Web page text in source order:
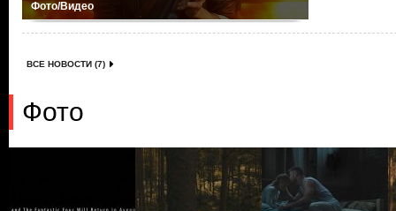
Фото/Видео
ВСЕ НОВОСТИ (7)
Фото